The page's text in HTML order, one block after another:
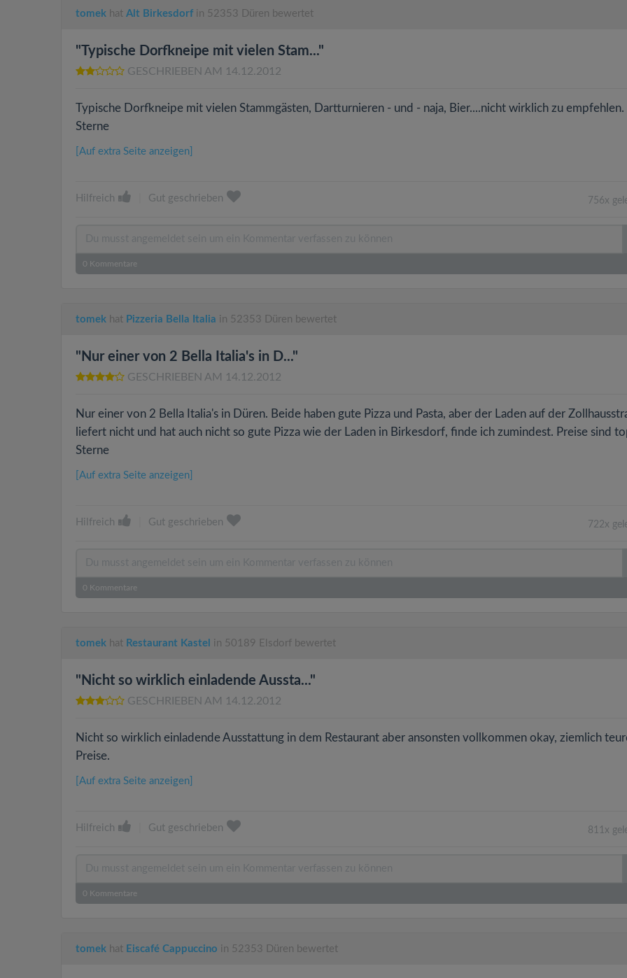
tomek hat Alt Birkesdorf in 52353 Düren bewertet
"Typische Dorfkneipe mit vielen Stam..."
GESCHRIEBEN AM 14.12.2012
Typische Dorfkneipe mit vielen Stammgästen, Dartturnieren - und - naja, Bier....nicht wirklich zu empfehlen.
Sterne
[Auf extra Seite anzeigen]
Hilfreich Gut geschrieben 756x
0 Kommentare
tomek hat Pizzeria Bella Italia in 52353 Düren bewertet
"Nur einer von 2 Bella Italia's in D..."
GESCHRIEBEN AM 14.12.2012
Nur einer von 2 Bella Italia's in Düren. Beide haben gute Pizza und Pasta, aber der Laden auf der
liefert nicht und hat auch nicht so gute Pizza wie der Laden in Birkesdorf, finde ich zumindest. Preise sind
Sterne
[Auf extra Seite anzeigen]
Hilfreich Gut geschrieben 722x
0 Kommentare
tomek hat Restaurant Kastel in 50189 Elsdorf bewertet
"Nicht so wirklich einladende Aussta..."
GESCHRIEBEN AM 14.12.2012
Nicht so wirklich einladende Ausstattung in dem Restaurant aber ansonsten vollkommen okay, ziemlich
Preise.
[Auf extra Seite anzeigen]
Hilfreich Gut geschrieben 811x
0 Kommentare
tomek hat Eiscafé Cappuccino in 52353 Düren bewertet